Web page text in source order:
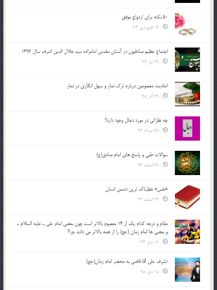
50 نکته برای ازدواج موفق
اجتماع عظیم صادقیون در آستان مقدس امامزاده سید جلال الدین اشرف سال 1396
احادیث معصومین درباره ترک نماز و سهل انگاری در نماز
چه نظراتی در مورد دجال وجود دارد؟
سوالات طبی و پاسخ های امام صادق(ع)
«نفس» خطرناک ترین دشمن انسان
مقام و درجه كدام يك از 14 معصوم بالاتر است چون بعضي امام علي ـ عليه السلام ـ
و بعضي ها امام زمان (عج) را از همه بالاتر مي دانند چرا؟
تشرف علي آقا قاضي به محضر امام زمان(عج)